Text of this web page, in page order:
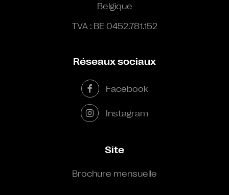
Belgique
TVA : BE 0452.781.152
Réseaux sociaux
Facebook
Instagram
Site
Brochure mensuelle